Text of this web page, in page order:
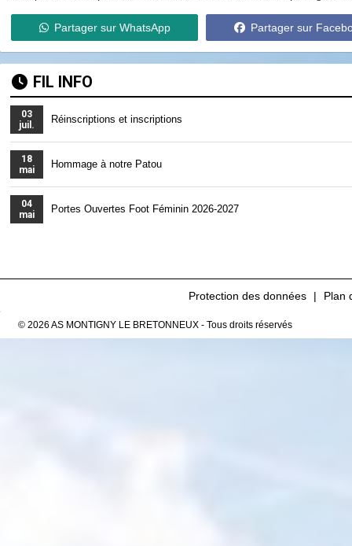
Partager sur WhatsApp Partager sur
FIL INFO
03
juil.
Réinscriptions et inscriptions
18
mai
Hommage à notre Patou
04
mai
Portes Ouvertes Foot Féminin 2026-2027
Protection des données Plan
© 2026 AS MONTIGNY LE BRETONNEUX - Tous droits réservés